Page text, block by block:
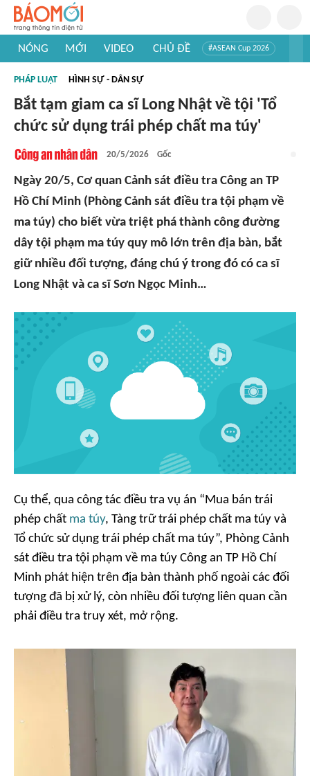
NÓNG MỚI VIDEO CHỦ ĐỀ #ASEAN Cup 2026
#Khám phá thế giới
PHÁP LUẬT HÌNH SỰ - DÂN SỰ
Bắt tạm giam ca sĩ Long Nhật về tội 'Tổ
chức sử dụng trái phép chất ma túy'
20/5/2026 Gốc
Ngày 20/5, Cơ quan Cảnh sát điều tra Công an TP
Hồ Chí Minh (Phòng Cảnh sát điều tra tội phạm về
ma túy) cho biết vừa triệt phá thành công đường
dây tội phạm ma túy quy mô lớn trên địa bàn, bắt
giữ nhiều đối tượng, đáng chú ý trong đó có ca sĩ
Long Nhật và ca sĩ Sơn Ngọc Minh…
Cụ thể, qua công tác điều tra vụ án “Mua bán trái
phép chất ma túy, Tàng trữ trái phép chất ma túy và
Tổ chức sử dụng trái phép chất ma túy”, Phòng Cảnh
sát điều tra tội phạm về ma túy Công an TP Hồ Chí
Minh phát hiện trên địa bàn thành phố ngoài các đối
tượng đã bị xử lý, còn nhiều đối tượng liên quan cần
phải điều tra truy xét, mở rộng.